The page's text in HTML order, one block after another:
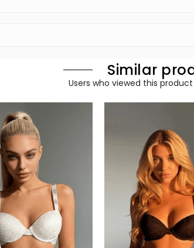
Similar
Users who viewed this